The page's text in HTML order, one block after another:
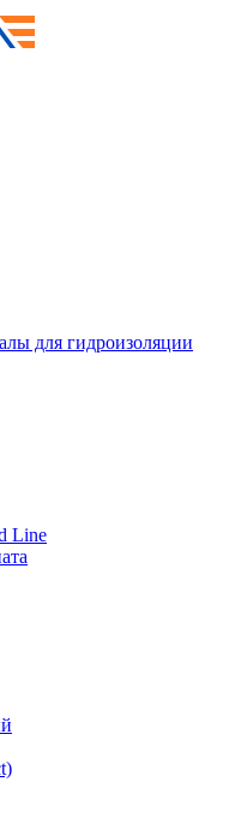
для гидроизоляции
Line